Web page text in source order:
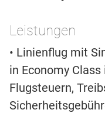
Leistungen
• Linienflug mit
in Economy Class
Flugsteuern,